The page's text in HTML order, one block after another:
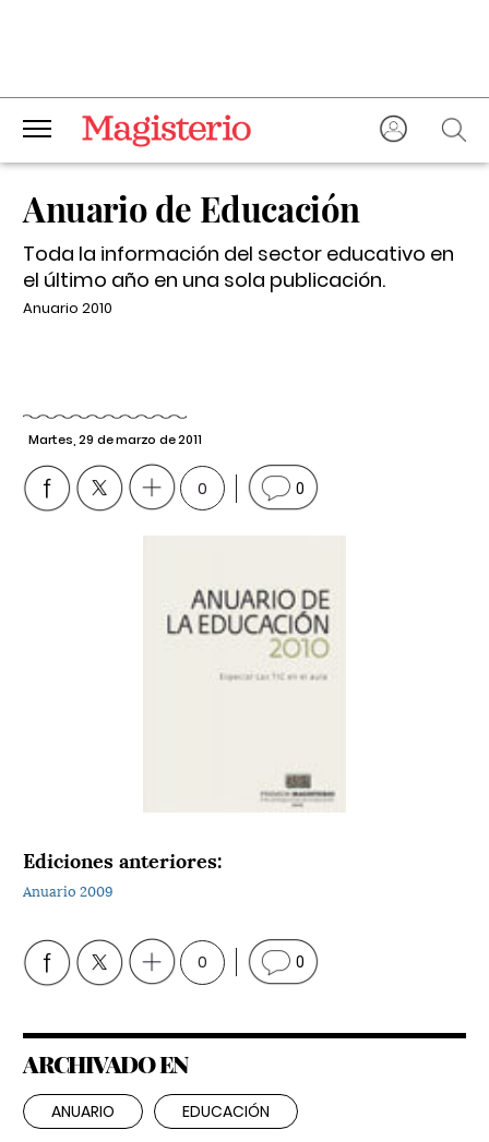
Anuario de Educación
Toda la información del sector educativo en
el último año en una sola publicación.
Anuario 2010
Martes, 29 de marzo de 2011
0 0
Ediciones anteriores:
Anuario 2009
0 0
ARCHIVADO EN
ANUARIO EDUCACIÓN